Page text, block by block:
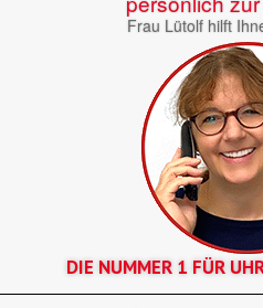
Frau Lütolf hilft
DIE NUMMER 1 FÜR